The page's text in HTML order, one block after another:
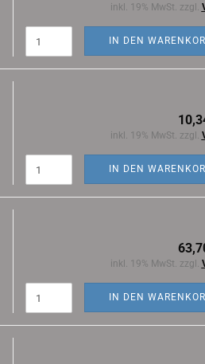
inkl. 19% MwSt. zzgl.
IN DEN
inkl. 19% MwSt. zzgl.
IN DEN
inkl. 19% MwSt. zzgl.
IN DEN